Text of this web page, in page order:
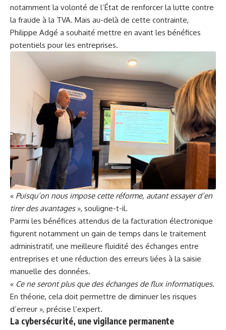
notamment la volonté de l’État de renforcer la lutte contre
la fraude à la TVA. Mais au-delà de cette contrainte,
Philippe Adgé a souhaité mettre en avant les bénéfices
potentiels pour les entreprises.
« Puisqu’on nous impose cette réforme, autant essayer d’en
tirer des avantages», souligne-t-il.
Parmi les bénéfices attendus de la facturation électronique
figurent notamment un gain de temps dans le traitement
administratif, une meilleure fluidité des échanges entre
entreprises et une réduction des erreurs liées à la saisie
manuelle des données.
« Ce ne seront plus que des échanges de flux informatiques.
En théorie, cela doit permettre de diminuer les risques
d’erreur », précise l’expert.
La cybersécurité, une vigilance permanente